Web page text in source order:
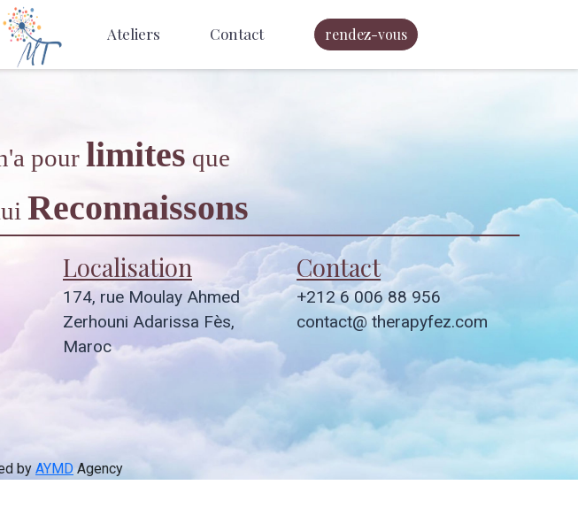
Ateliers Contact rendez-vous
pour limites que
Reconnaissons
Localisation
174, rue Moulay Ahmed
Zerhouni Adarissa Fès,
Maroc
Contact
+212 6 006 88 956
contact@ therapyfez.com
by AYMD Agency